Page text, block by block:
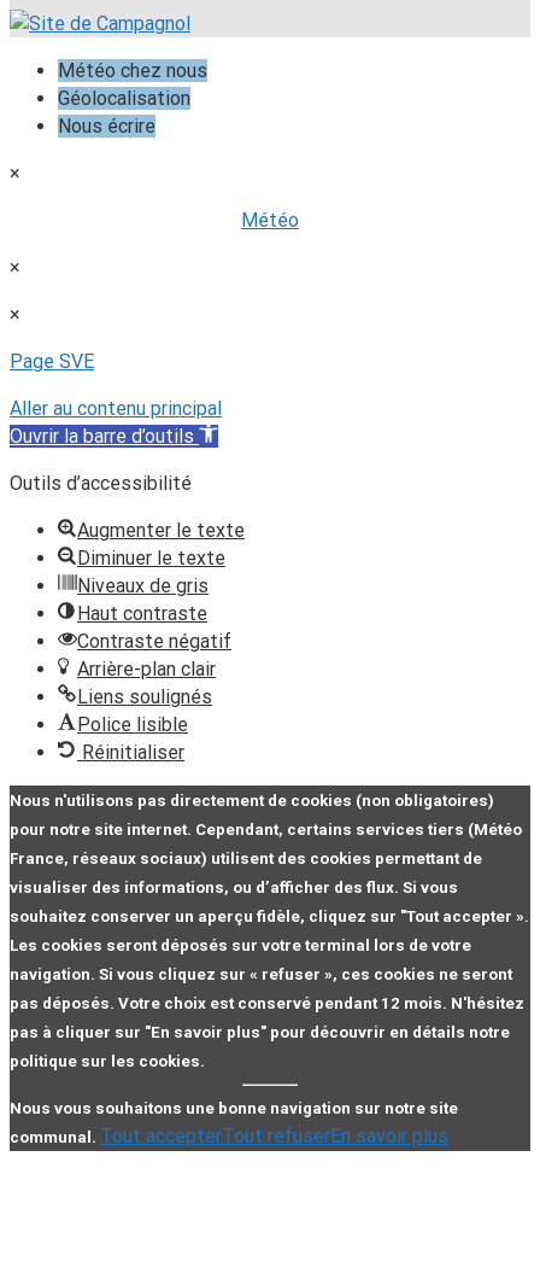
Météo chez nous
Géolocalisation
Nous écrire
×
Météo
×
×
Page SVE
Aller au contenu principal
Ouvrir la barre d’outils
Outils d’accessibilité
Augmenter le texte
Diminuer le texte
Niveaux de gris
Haut contraste
Contraste négatif
Arrière-plan clair
Liens soulignés
Police lisible
Réinitialiser
Nous n'utilisons pas directement de cookies (non obligatoires)
pour notre site internet. Cependant, certains services tiers (Météo
France, réseaux sociaux) utilisent des cookies permettant de
visualiser des informations, ou d’afficher des flux. Si vous
souhaitez conserver un aperçu fidèle, cliquez sur "Tout accepter ».
Les cookies seront déposés sur votre terminal lors de votre
navigation. Si vous cliquez sur « refuser », ces cookies ne seront
pas déposés. Votre choix est conservé pendant 12 mois. N'hésitez
pas à cliquer sur "En savoir plus" pour découvrir en détails notre
politique sur les cookies.
Nous vous souhaitons une bonne navigation sur notre site
communal. Tout accepterTout refuserEn savoir plus